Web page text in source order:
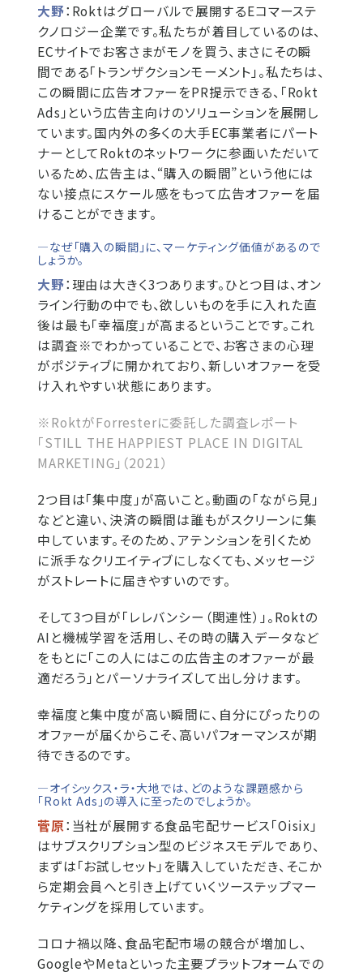
大野：Roktはグローバルで展開するEコマーステ
クノロジー企業です。私たちが着目しているのは、
ECサイトでお客さまがモノを買う、まさにその瞬
間である「トランザクションモーメント」。私たちは、
この瞬間に広告オファーをPR提示できる、「Rokt
Ads」という広告主向けのソリューションを展開し
ています。国内外の多くの大手EC事業者にパート
ナーとしてRoktのネットワークに参画いただいて
いるため、広告主は、“購入の瞬間”という他には
ない接点にスケール感をもって広告オファーを届
けることができます。
―なぜ「購入の瞬間」に、マーケティング価値があるので
しょうか。
大野：理由は大きく3つあります。ひとつ目は、オン
ライン行動の中でも、欲しいものを手に入れた直
後は最も「幸福度」が高まるということです。これ
は調査※でわかっていることで、お客さまの心理
がポジティブに開かれており、新しいオファーを受
け入れやすい状態にあります。
※RoktがForresterに委託した調査レポート
「STILL THE HAPPIEST PLACE IN DIGITAL
MARKETING」（2021）
2つ目は「集中度」が高いこと。動画の「ながら見」
などと違い、決済の瞬間は誰もがスクリーンに集
中しています。そのため、アテンションを引くため
に派手なクリエイティブにしなくても、メッセージ
がストレートに届きやすいのです。
そして3つ目が「レレバンシー（関連性）」。Roktの
AIと機械学習を活用し、その時の購入データなど
をもとに「この人にはこの広告主のオファーが最
適だろう」とパーソナライズして出し分けます。
幸福度と集中度が高い瞬間に、自分にぴったりの
オファーが届くからこそ、高いパフォーマンスが期
待できるのです。
―オイシックス・ラ・大地では、どのような課題感から
「Rokt Ads｣の導入に至ったのでしょうか。
菅原：当社が展開する食品宅配サービス「Oisix」
はサブスクリプション型のビジネスモデルであり、
まずは「お試しセット」を購入していただき、そこか
ら定期会員へと引き上げていくツーステップマー
ケティングを採用しています。
コロナ禍以降、食品宅配市場の競合が増加し、
GoogleやMetaといった主要プラットフォームでの